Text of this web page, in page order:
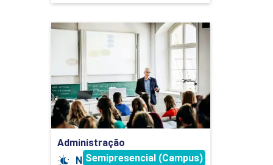
EDUCAÇÃO ECONÔMICO-FINANCEIRA
APLICADA
60
Administração
Noturno
Semipresencial (Campus)
Administração
Detalhes do curso
Ir para Inscrição